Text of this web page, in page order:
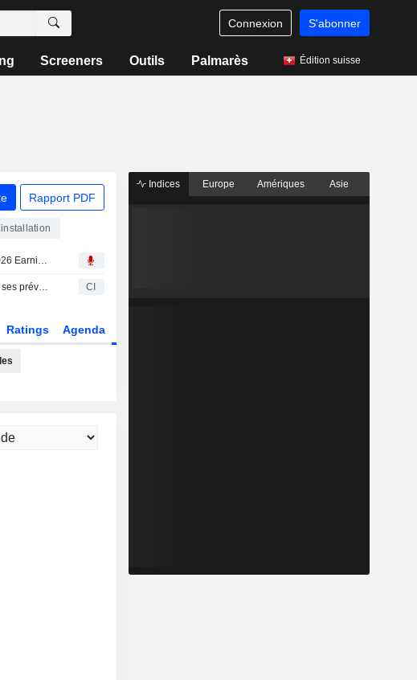
Connexion S'abonner
Screeners Outils Palmarès Édition suisse
Rapport PDF
Transcript : Tecnoglass Inc., Q2 2026 Earnings Call, Aug 06, 2026
Tecnoglass Holdings Inc. resserre ses prévisions de résultats pour l'exercice 2026 CI
Ratings Agenda
Indices Europe Amériques Asie